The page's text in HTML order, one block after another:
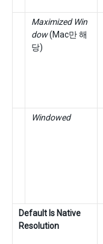
Maximized Win
dow(Mac만 해
당)
Windowed
Default Is Native
Resolution